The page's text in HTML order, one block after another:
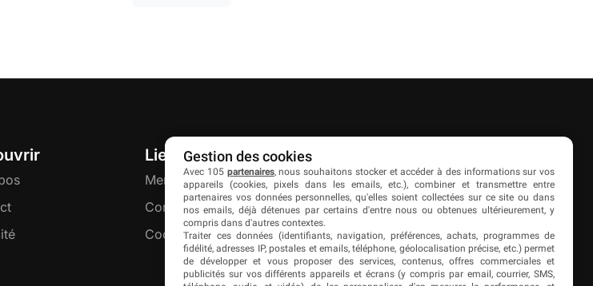
Liens utiles
Mentions légales
Confidentialité
Cookies
Livefoot
Jeunesfooteux
Tólmi Studio
King Score
Gestion des cookies
Avec 105 partenaires, nous souhaitons stocker et accéder à des informations sur vos
appareils (cookies, pixels dans les emails, etc.), combiner et transmettre entre
partenaires vos données personnelles, qu'elles soient collectées sur ce site ou dans
nos emails, déjà détenues par certains d'entre nous ou obtenues ultérieurement, y
compris dans d'autres contextes.
Traiter ces données (identifiants, navigation, préférences, achats, programmes de
fidélité, adresses IP, postales et emails, téléphone, géolocalisation précise, etc.) permet
de développer et vous proposer des services, contenus, offres commerciales et
publicités sur vos différents appareils et écrans (y compris par email, courrier, SMS,